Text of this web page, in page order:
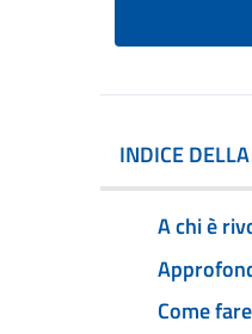
INDICE
A chi è
Come fare